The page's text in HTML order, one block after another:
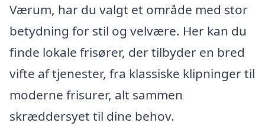
Værum, har du valgt et område med stor
betydning for stil og velvære. Her kan du
finde lokale frisører, der tilbyder en bred
vifte af tjenester, fra klassiske klipninger til
moderne frisurer, alt sammen
skræddersyet til dine behov.